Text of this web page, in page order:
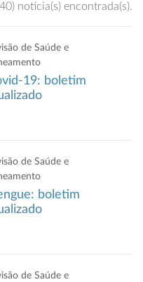
notícia(s) encontrada(s).
de Saúde e
19: boletim
de Saúde e
boletim
de Saúde e